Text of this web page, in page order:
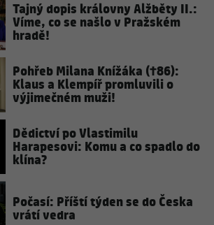
Tajný dopis královny Alžběty II.:
Víme, co se našlo v Pražském
hradě!
Pohřeb Milana Knížáka (†86):
Klaus a Klempíř promluvili o
výjimečném muži!
Dědictví po Vlastimilu
Harapesovi: Komu a co spadlo do
klína?
Počasí: Příští týden se do Česka
vrátí vedra